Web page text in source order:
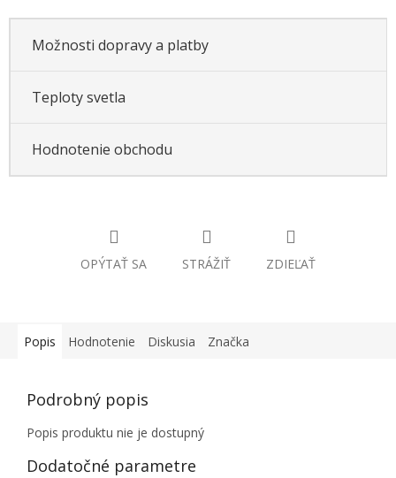
Možnosti dopravy a platby
Teploty svetla
Hodnotenie obchodu
OPÝTAŤ SA STRÁŽIŤ ZDIEĽAŤ
Popis Hodnotenie Diskusia Značka
Podrobný popis
Popis produktu nie je dostupný
Dodatočné parametre